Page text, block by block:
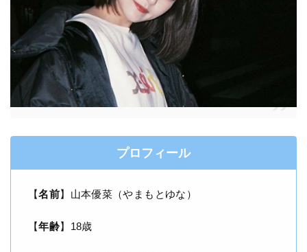
プロフィール
【名前】山本優菜（やまもとゆな）
【年齢】18歳